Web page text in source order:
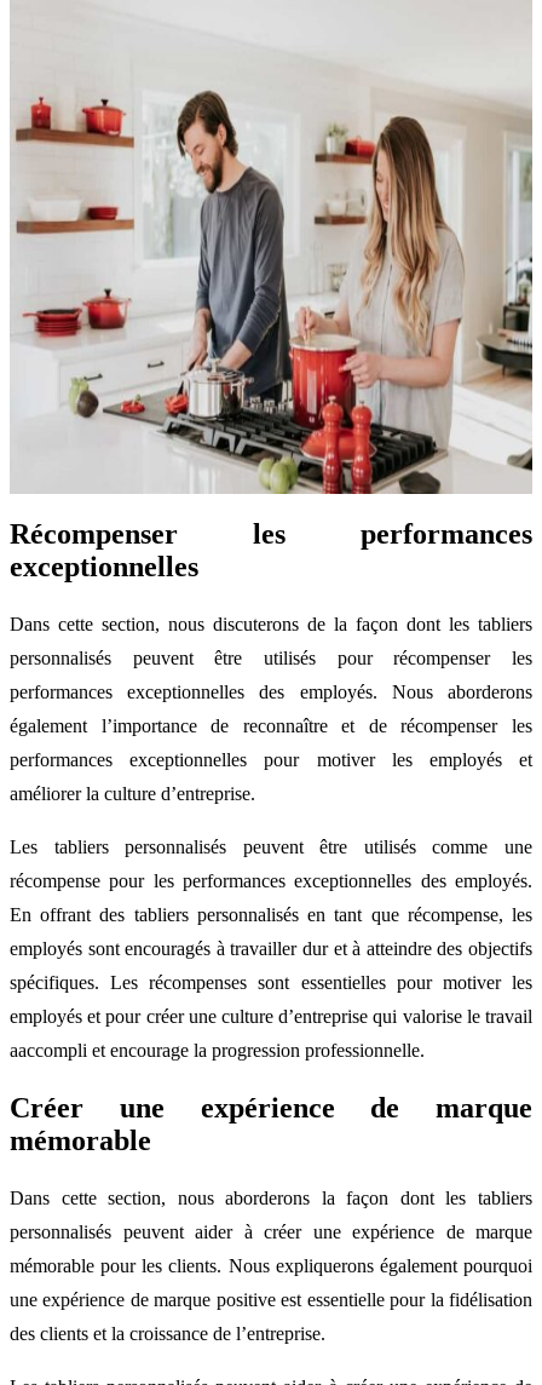
Récompenser les performances
exceptionnelles
Dans cette section, nous discuterons de la façon dont les tabliers
personnalisés peuvent être utilisés pour récompenser les
performances exceptionnelles des employés. Nous aborderons
également l’importance de reconnaître et de récompenser les
performances exceptionnelles pour motiver les employés et
améliorer la culture d’entreprise.
Les tabliers personnalisés peuvent être utilisés comme une
récompense pour les performances exceptionnelles des employés.
En offrant des tabliers personnalisés en tant que récompense, les
employés sont encouragés à travailler dur et à atteindre des objectifs
spécifiques. Les récompenses sont essentielles pour motiver les
employés et pour créer une culture d’entreprise qui valorise le travail
aaccompli et encourage la progression professionnelle.
Créer une expérience de marque
mémorable
Dans cette section, nous aborderons la façon dont les tabliers
personnalisés peuvent aider à créer une expérience de marque
mémorable pour les clients. Nous expliquerons également pourquoi
une expérience de marque positive est essentielle pour la fidélisation
des clients et la croissance de l’entreprise.